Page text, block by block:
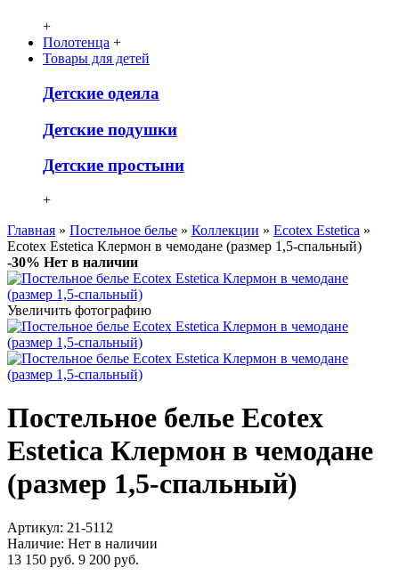
+
Полотенца +
Товары для детей
Детcкие одеяла
Детские подушки
Детские простыни
+
Главная » Постельное белье » Коллекции » Ecotex Estetica »
Ecotex Estetica Клермон в чемодане (размер 1,5-спальный)
-30% Нет в наличии
Увеличить фотографию
Постельное белье Ecotex
Estetica Клермон в чемодане
(размер 1,5-спальный)
Артикул: 21-5112
Наличие: Нет в наличии
13 150 руб. 9 200 руб.